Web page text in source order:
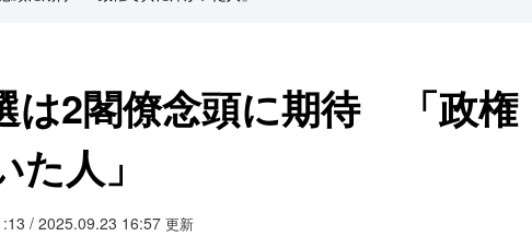
は2閣僚念頭に期待 「政権
人」
/ 2025.09.23 16:57 更新